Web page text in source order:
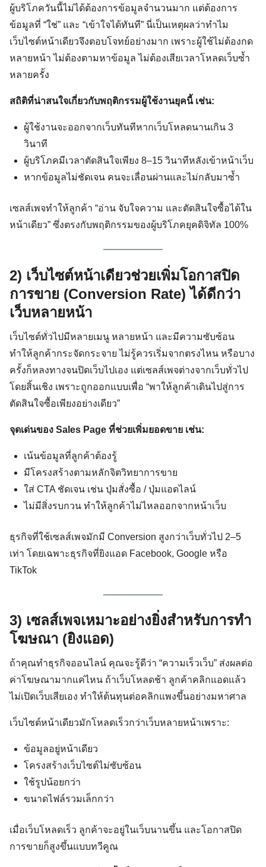
ผู้บริโภควันนี้ไม่ได้ต้องการข้อมูลจำนวนมาก แต่ต้องการ
ข้อมูลที่ “ใช่” และ “เข้าใจได้ทันที” นี่เป็นเหตุผลว่าทำไม
เว็บไซต์หน้าเดียวจึงตอบโจทย์อย่างมาก เพราะผู้ใช้ไม่ต้องกด
หลายหน้า ไม่ต้องตามหาข้อมูล ไม่ต้องเสียเวลาโหลดเว็บซ้ำ
หลายครั้ง
สถิติที่น่าสนใจเกี่ยวกับพฤติกรรมผู้ใช้งานยุคนี้ เช่น:
ผู้ใช้งานจะออกจากเว็บทันทีหากเว็บโหลดนานเกิน 3
วินาที
ผู้บริโภคมีเวลาตัดสินใจเพียง 8–15 วินาทีหลังเข้าหน้าเว็บ
หากข้อมูลไม่ชัดเจน คนจะเลื่อนผ่านและไม่กลับมาซ้ำ
เซลส์เพจทำให้ลูกค้า “อ่าน จับใจความ และตัดสินใจซื้อได้ใน
หน้าเดียว” ซึ่งตรงกับพฤติกรรมของผู้บริโภคยุคดิจิทัล 100%
2) เว็บไซต์หน้าเดียวช่วยเพิ่มโอกาสปิด
การขาย (Conversion Rate) ได้ดีกว่า
เว็บหลายหน้า
เว็บไซต์ทั่วไปมีหลายเมนู หลายหน้า และมีความซับซ้อน
ทำให้ลูกค้ากระจัดกระจาย ไม่รู้ควรเริ่มจากตรงไหน หรือบาง
ครั้งก็หลงทางจนปิดเว็บไปเอง แต่เซลส์เพจต่างจากเว็บทั่วไป
โดยสิ้นเชิง เพราะถูกออกแบบเพื่อ “พาให้ลูกค้าเดินไปสู่การ
ตัดสินใจซื้อเพียงอย่างเดียว”
จุดเด่นของ Sales Page ที่ช่วยเพิ่มยอดขาย เช่น:
เน้นข้อมูลที่ลูกค้าต้องรู้
มีโครงสร้างตามหลักจิตวิทยาการขาย
ใส่ CTA ชัดเจน เช่น ปุ่มสั่งซื้อ / ปุ่มแอดไลน์
ไม่มีสิ่งรบกวน ทำให้ลูกค้าไม่ไหลออกจากหน้าเว็บ
ธุรกิจที่ใช้เซลส์เพจมักมี Conversion สูงกว่าเว็บทั่วไป 2–5
เท่า โดยเฉพาะธุรกิจที่ยิงแอด Facebook, Google หรือ
TikTok
3) เซลส์เพจเหมาะอย่างยิ่งสำหรับการทำ
โฆษณา (ยิงแอด)
ถ้าคุณทำธุรกิจออนไลน์ คุณจะรู้ดีว่า “ความเร็วเว็บ” ส่งผลต่อ
ค่าโฆษณามากแค่ไหน ถ้าเว็บโหลดช้า ลูกค้าคลิกแอดแล้ว
ไม่เปิดเว็บเสียเอง ทำให้ต้นทุนต่อคลิกแพงขึ้นอย่างมหาศาล
เว็บไซต์หน้าเดียวมักโหลดเร็วกว่าเว็บหลายหน้าเพราะ:
ข้อมูลอยู่หน้าเดียว
โครงสร้างเว็บไซต์ไม่ซับซ้อน
ใช้รูปน้อยกว่า
ขนาดไฟล์รวมเล็กกว่า
เมื่อเว็บโหลดเร็ว ลูกค้าจะอยู่ในเว็บนานขึ้น และโอกาสปิด
การขายก็สูงขึ้นแบบทวีคูณ